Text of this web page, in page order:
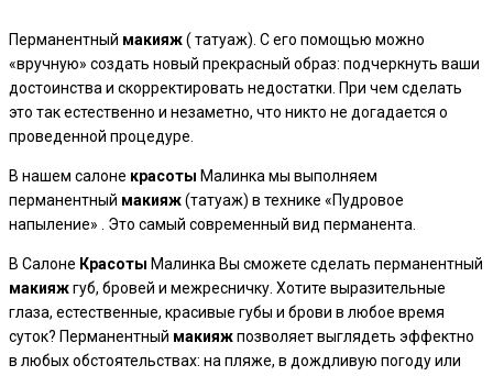
Перманентный макияж( татуаж). С его помощью можно
«вручную» создать новый прекрасный образ: подчеркнуть ваши
достоинства и скорректировать недостатки. При чем сделать
это так естественно и незаметно, что никто не догадается о
проведенной процедуре.
В нашем салоне красоты Малинка мы выполняем
перманентный макияж(татуаж) в технике «Пудровое
напыление» . Это самый современный вид перманента.
В Салоне Красоты Малинка Вы сможете сделать перманентный
макияжгуб, бровей и межресничку. Хотите выразительные
глаза, естественные, красивые губы и брови в любое время
суток? Перманентный макияжпозволяет выглядеть эффектно
в любых обстоятельствах: на пляже, в дождливую погоду или